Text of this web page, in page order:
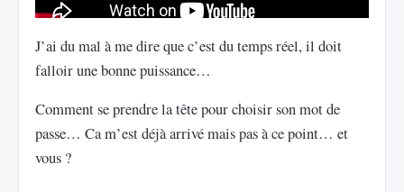
J’ai du mal à me dire que c’est du temps réel, il doit
falloir une bonne puissance…
Comment se prendre la tête pour choisir son mot de
passe… Ca m’est déjà arrivé mais pas à ce point… et
vous ?